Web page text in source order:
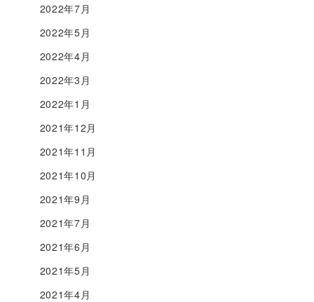
2022年7月
2022年5月
2022年4月
2022年3月
2022年1月
2021年12月
2021年11月
2021年10月
2021年9月
2021年7月
2021年6月
2021年5月
2021年4月